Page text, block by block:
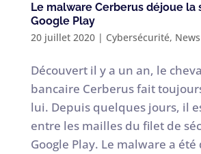
Le malware Cerberus déjoue la
Google Play
20 juillet 2020| Cybersécurité, News
Découvert il y a un an, le
bancaire Cerberus fait
lui. Depuis quelques jours, il
entre les mailles du filet de
Google Play. Le malware a